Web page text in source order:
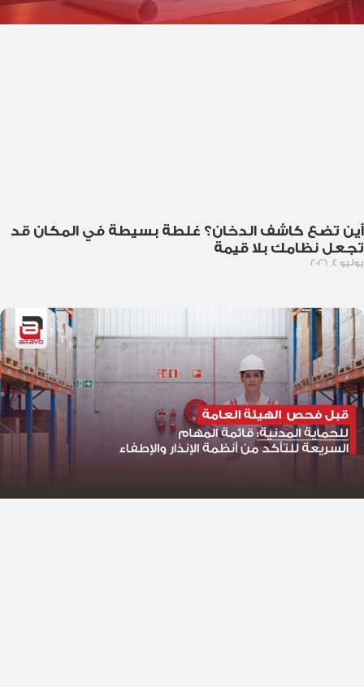
أين تضع كاشف الدخان؟ غلطة بسيطة في المكان قد
تجعل نظامك بلا قيمة
يوليو 4, 2026